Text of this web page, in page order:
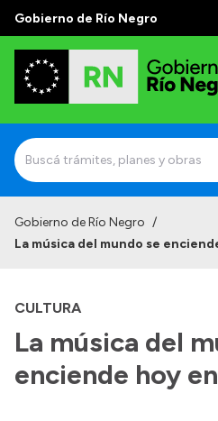
Gobierno de Río Negro
Discursos en la Legislatura
Casa de Gobierno
Gobierno de Río Negro /
La música del mundo se
CULTURA
La música del
enciende hoy